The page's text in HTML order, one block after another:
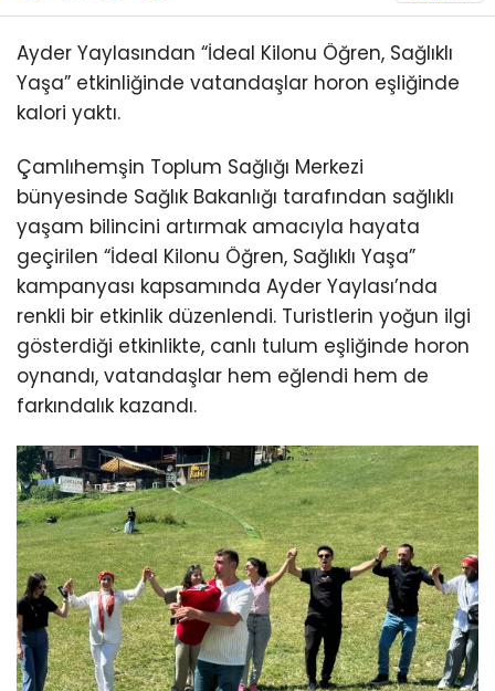
Ayder Yaylasından “İdeal Kilonu Öğren, Sağlıklı
Yaşa” etkinliğinde vatandaşlar horon eşliğinde
kalori yaktı.
Çamlıhemşin Toplum Sağlığı Merkezi
bünyesinde Sağlık Bakanlığı tarafından sağlıklı
yaşam bilincini artırmak amacıyla hayata
geçirilen “İdeal Kilonu Öğren, Sağlıklı Yaşa”
kampanyası kapsamında Ayder Yaylası’nda
renkli bir etkinlik düzenlendi. Turistlerin yoğun ilgi
gösterdiği etkinlikte, canlı tulum eşliğinde horon
oynandı, vatandaşlar hem eğlendi hem de
farkındalık kazandı.